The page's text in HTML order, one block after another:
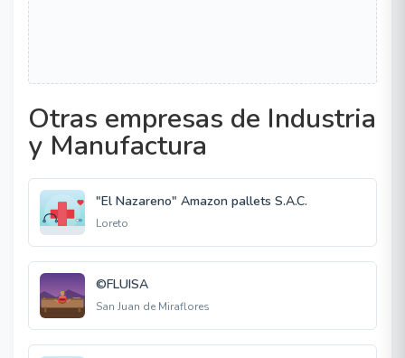
Otras empresas de Industria
y Manufactura
"El Nazareno" Amazon pallets S.A.C.
Loreto
©FLUISA
San Juan de Miraflores